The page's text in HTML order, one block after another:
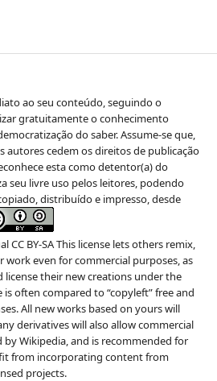
ao seu conteúdo, seguindo o
gratuitamente o conhecimento
do saber. Assume-se que,
autores cedem os direitos de publicação
esta como detentor(a) do
seu livre uso pelos leitores, podendo
distribuído e impresso, desde
BY-SA This license lets others remix,
even for commercial purposes, as
license their new creations under the
is often compared to “copyleft” free and
All new works based on yours will
derivatives will also allow commercial
by Wikipedia, and is recommended for
from incorporating content from
projects.